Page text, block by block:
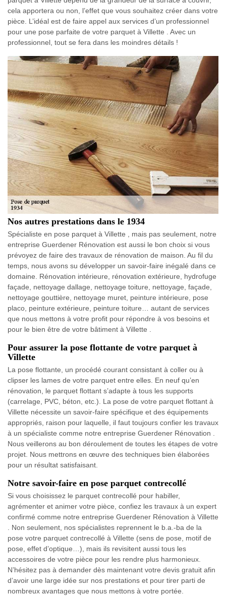
cela apportera ou non, l’effet que vous souhaitez créer dans votre
pièce. L’idéal est de faire appel aux services d’un professionnel
pour une pose parfaite de votre parquet à Villette . Avec un
professionnel, tout se fera dans les moindres détails !
Nos autres prestations dans le 1934
Spécialiste en pose parquet à Villette , mais pas seulement, notre
entreprise Guerdener Rénovation est aussi le bon choix si vous
prévoyez de faire des travaux de rénovation de maison. Au fil du
temps, nous avons su développer un savoir-faire inégalé dans ce
domaine. Rénovation intérieure, rénovation extérieure, hydrofuge
façade, nettoyage dallage, nettoyage toiture, nettoyage, façade,
nettoyage gouttière, nettoyage muret, peinture intérieure, pose
placo, peinture extérieure, peinture toiture… autant de services
que nous mettons à votre profit pour répondre à vos besoins et
pour le bien être de votre bâtiment à Villette .
Pour assurer la pose flottante de votre parquet à
Villette
La pose flottante, un procédé courant consistant à coller ou à
clipser les lames de votre parquet entre elles. En neuf qu’en
rénovation, le parquet flottant s’adapte à tous les supports
(carrelage, PVC, béton, etc.). La pose de votre parquet flottant à
Villette nécessite un savoir-faire spécifique et des équipements
appropriés, raison pour laquelle, il faut toujours confier les travaux
à un spécialiste comme notre entreprise Guerdener Rénovation .
Nous veillerons au bon déroulement de toutes les étapes de votre
projet. Nous mettrons en œuvre des techniques bien élaborées
pour un résultat satisfaisant.
Notre savoir-faire en pose parquet contrecollé
Si vous choisissez le parquet contrecollé pour habiller,
agrémenter et animer votre pièce, confiez les travaux à un expert
confirmé comme notre entreprise Guerdener Rénovation à Villette
. Non seulement, nos spécialistes reprennent le b.a.-ba de la
pose votre parquet contrecollé à Villette (sens de pose, motif de
pose, effet d’optique…), mais ils revisitent aussi tous les
accessoires de votre pièce pour les rendre plus harmonieux.
N’hésitez pas à demander dès maintenant votre devis gratuit afin
d’avoir une large idée sur nos prestations et pour tirer parti de
nombreux avantages que nous mettons à votre portée.